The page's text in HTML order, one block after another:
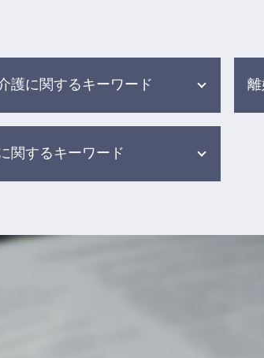
護に関するキーワード
現場の事故
者 施設 事故
事故 家族への報告
関するキーワード
事故 相談 弁護士 新宿区